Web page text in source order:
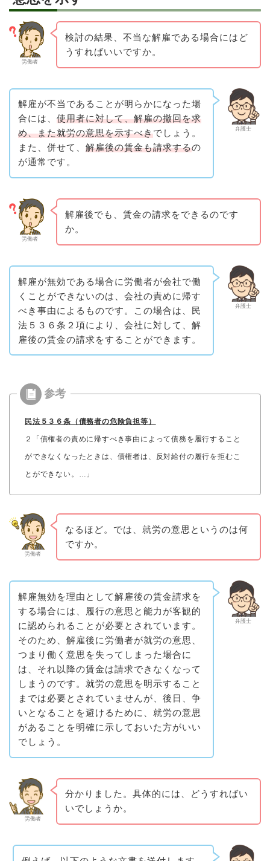
労働者
検討の結果、不当な解雇である場合にはど
うすればいいですか。
弁護士
解雇が不当であることが明らかになった場
合には、 使用者に対して、解雇の撤回を求
め、また就労の意思を示すべきでしょう。
また、併せて、 解雇後の賃金も請求するの
が通常です。
労働者
解雇後でも、賃金の請求をできるのです
か。
弁護士
解雇が無効である場合に労働者が会社で働
くことができないのは、会社の責めに帰す
べき事由によるものです。この場合は、民
法５３６条２項により、会社に対して、解
雇後の賃金の請求をすることができます。
民法５３６条（債務者の危険負担等）
２「債権者の責めに帰すべき事由によって債務を履行すること
ができなくなったときは、債権者は、反対給付の履行を拒むこ
とができない。…」
労働者
なるほど。では、就労の意思というのは何
ですか。
弁護士
解雇無効を理由として解雇後の賃金請求を
する場合には、履行の意思と能力が客観的
に認められることが必要とされています。
そのため、解雇後に労働者が就労の意思、
つまり働く意思を失ってしまった場合に
は、それ以降の賃金は請求できなくなって
しまうのです。就労の意思を明示すること
までは必要とされていませんが、後日、争
いとなることを避けるために、就労の意思
があることを明確に示しておいた方がいい
でしょう。
労働者
分かりました。具体的には、どうすればい
いでしょうか。